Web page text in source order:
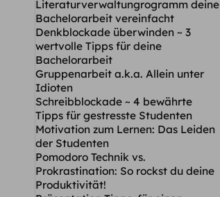
Literaturverwaltungrogramm deine
Bachelorarbeit vereinfacht
Denkblockade überwinden ~ 3
wertvolle Tipps für deine
Bachelorarbeit
Gruppenarbeit a.k.a. Allein unter
Idioten
Schreibblockade ~ 4 bewährte
Tipps für gestresste Studenten
Motivation zum Lernen: Das Leiden
der Studenten
Pomodoro Technik vs.
Prokrastination: So rockst du deine
Produktivität!